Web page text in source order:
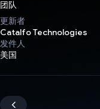
团队
更新者
Catalfo Technologies
发件人
美国